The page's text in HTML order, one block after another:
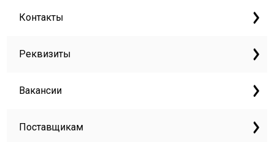
Контакты
Реквизиты
Вакансии
Поставщикам